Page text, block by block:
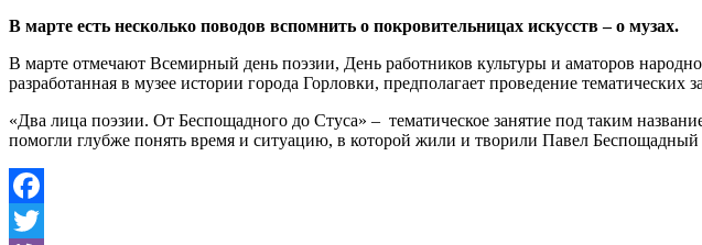
В марте есть несколько поводов вспомнить о покровительницах искусств – о музах.
В марте отмечают Всемирный день поэзии, День работников культуры и аматоров
разработанная в музее истории города Горловки, предполагает проведение
«Два лица поэзии. От Беспощадного до Стуса» – тематическое занятие под таким
помогли глубже понять время и ситуацию, в которой жили и творили Павел
Facebook